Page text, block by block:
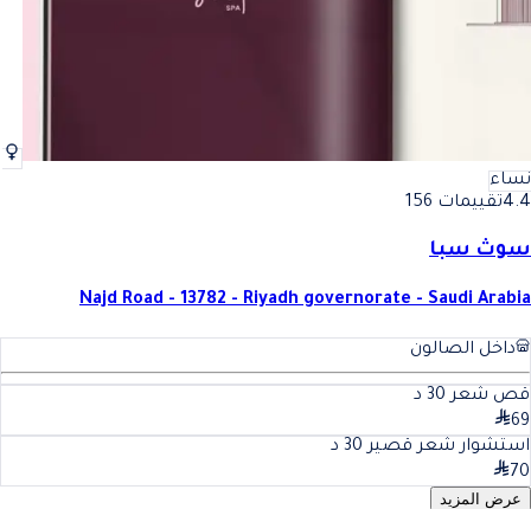
نساء
4.4تقييمات 156
سوث سبا
Najd Road - 13782 - Riyadh governorate - Saudi Arabia
داخل الصالون
قص شعر 30 د
69
استشوار شعر قصير 30 د
70
عرض المزيد